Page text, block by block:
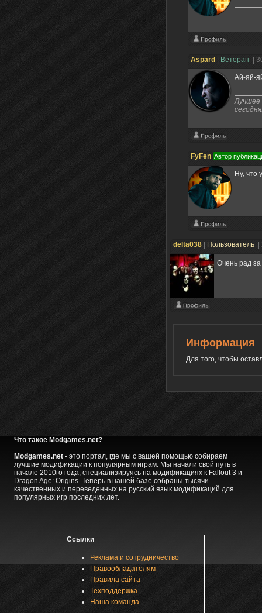
Aspard Ветеран |
Ай-яй-
Лучшее
FyFen Автор
Ну, что
delta038 Пользователь
Очень рад
Информация
Для того, чтобы
Что такое Modgames.net?
Modgames.net- это портал, где мы с вашей помощью собираем
лучшие модификации к популярным играм. Мы начали свой путь в
начале 2010го года, специализируясь на модификациях к Fallout 3 и
Dragon Age: Origins. Теперь в нашей базе собраны тысячи
качественных и переведенных на русский язык модификаций для
популярных игр последних лет.
Ссылки
Реклама и сотрудничество
Правообладателям
Правила сайта
Техподдержка
Наша команда